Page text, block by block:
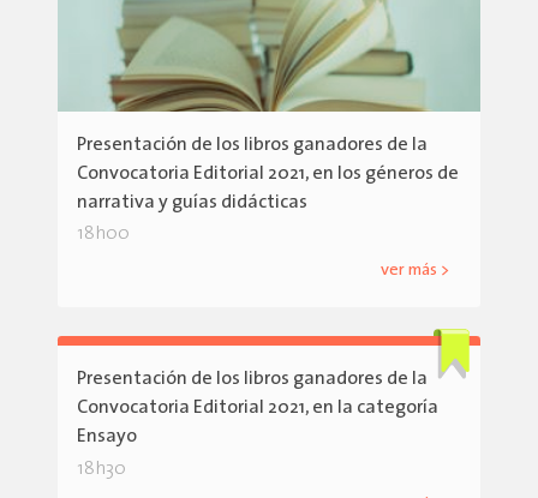
Presentación de los libros ganadores de la
Convocatoria Editorial 2021, en los géneros de
narrativa y guías didácticas
18h00
ver más >
Presentación de los libros ganadores de la
Convocatoria Editorial 2021, en la categoría
Ensayo
18h30